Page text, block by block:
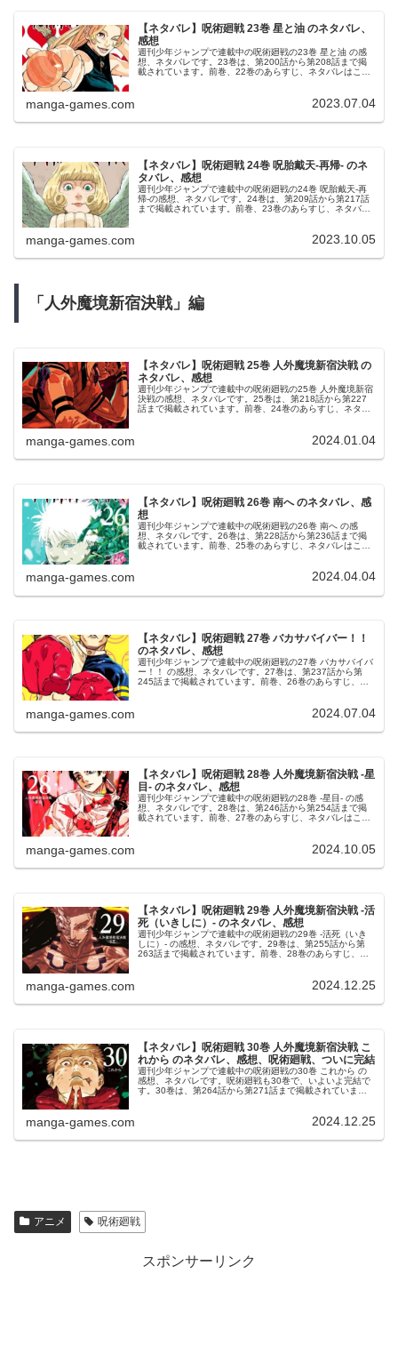
【ネタバレ】呪術廻戦 23巻 星と油 のネタバレ、
感想
週刊少年ジャンプで連載中の呪術廻戦の23巻 星と油 の感
想、ネタバレです。23巻は、第200話から第208話まで掲
載されています。前巻、22巻のあらすじ、ネタバレはこち
manga-games.com 2023.07.04
【ネタバレ】呪術廻戦 24巻 呪胎戴天-再帰- のネ
タバレ、感想
週刊少年ジャンプで連載中の呪術廻戦の24巻 呪胎戴天-再
帰-の感想、ネタバレです。24巻は、第209話から第217話
まで掲載されています。前巻、23巻のあらすじ、ネタバレ
manga-games.com 2023.10.05
「人外魔境新宿決戦」編
【ネタバレ】呪術廻戦 25巻 人外魔境新宿決戦 の
ネタバレ、感想
週刊少年ジャンプで連載中の呪術廻戦の25巻 人外魔境新宿
決戦の感想、ネタバレです。25巻は、第218話から第227
話まで掲載されています。前巻、24巻のあらすじ、ネタバ
manga-games.com 2024.01.04
【ネタバレ】呪術廻戦 26巻 南へ のネタバレ、感
想
週刊少年ジャンプで連載中の呪術廻戦の26巻 南へ の感
想、ネタバレです。26巻は、第228話から第236話まで掲
載されています。前巻、25巻のあらすじ、ネタバレはこち
manga-games.com 2024.04.04
【ネタバレ】呪術廻戦 27巻 バカサバイバー！！
のネタバレ、感想
週刊少年ジャンプで連載中の呪術廻戦の27巻 バカサバイバ
ー！！ の感想、ネタバレです。27巻は、第237話から第
245話まで掲載されています。前巻、26巻のあらすじ、ネ
manga-games.com 2024.07.04
【ネタバレ】呪術廻戦 28巻 人外魔境新宿決戦 -星
目- のネタバレ、感想
週刊少年ジャンプで連載中の呪術廻戦の28巻 -星目- の感
想、ネタバレです。28巻は、第246話から第254話まで掲
載されています。前巻、27巻のあらすじ、ネタバレはこち
manga-games.com 2024.10.05
【ネタバレ】呪術廻戦 29巻 人外魔境新宿決戦 -活
死（いきしに）- のネタバレ、感想
週刊少年ジャンプで連載中の呪術廻戦の29巻 -活死（いき
しに）- の感想、ネタバレです。29巻は、第255話から第
263話まで掲載されています。前巻、28巻のあらすじ、ネ
manga-games.com 2024.12.25
【ネタバレ】呪術廻戦 30巻 人外魔境新宿決戦 こ
れから のネタバレ、感想、呪術廻戦、ついに完結
週刊少年ジャンプで連載中の呪術廻戦の30巻 これから の
感想、ネタバレです。呪術廻戦も30巻で、いよいよ完結で
す。30巻は、第264話から第271話まで掲載されていま
manga-games.com 2024.12.25
アニメ 呪術廻戦
スポンサーリンク